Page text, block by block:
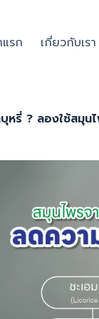
รก เกี่ยวกับเรา
หรี่ ? ลองใช้สมุน